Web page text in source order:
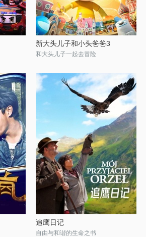
新大头儿子和小头爸爸3
和大头儿子一起去冒险
追鹰日记
自由与和谐的生命之书